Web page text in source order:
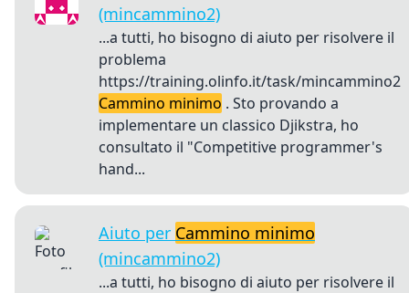
(mincammino2)
...a tutti, ho bisogno di aiuto per risolvere il
problema
https://training.olinfo.it/task/mincammino2
Cammino minimo . Sto provando a
implementare un classico Djikstra, ho
consultato il "Competitive programmer's
hand...
Aiuto per Cammino minimo
(mincammino2)
...a tutti, ho bisogno di aiuto per risolvere il